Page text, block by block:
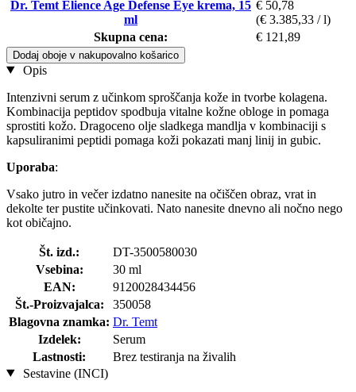
Dr. Temt Elience Age Defense Eye krema, 15
ml
€ 50,78
(€ 3.385,33 / l)
Skupna cena:
€ 121,89
Dodaj oboje v nakupovalno košarico
Opis
Intenzivni serum z učinkom sproščanja kože in tvorbe kolagena.
Kombinacija peptidov spodbuja vitalne kožne obloge in pomaga
sprostiti kožo. Dragoceno olje sladkega mandlja v kombinaciji s
kapsuliranimi peptidi pomaga koži pokazati manj linij in gubic.
Uporaba:
Vsako jutro in večer izdatno nanesite na očiščen obraz, vrat in
dekolte ter pustite učinkovati. Nato nanesite dnevno ali nočno nego
kot običajno.
Št. izd.:
DT-3500580030
Vsebina:
30 ml
EAN:
9120028434456
Št.-Proizvajalca:
350058
Blagovna znamka: Dr. Temt
Izdelek:
Serum
Lastnosti:
Brez testiranja na živalih
Sestavine (INCI)